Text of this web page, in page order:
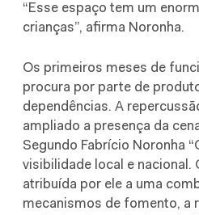
“Esse espaço tem um
crianças”, afirma Noronha.
Os primeiros meses de
procura por parte de
dependências. A
ampliado a presença da
Segundo Fabrício Noronha
visibilidade local e nacional.
atribuída por ele a uma
mecanismos de fomento, a